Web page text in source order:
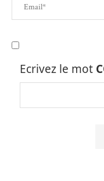
Ecrivez le mot